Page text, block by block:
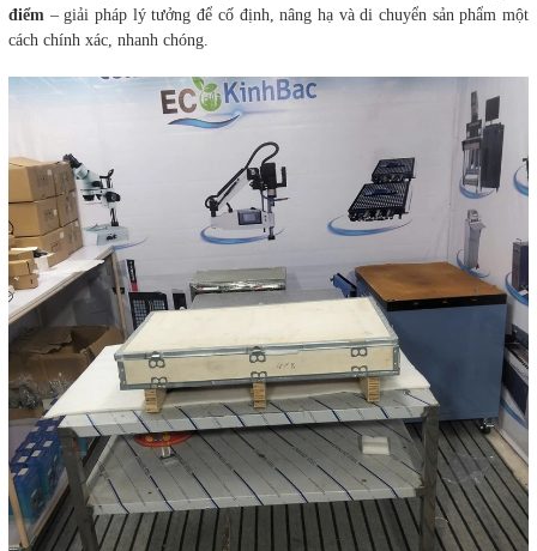
điểm – giải pháp lý tưởng để cố định, nâng hạ và di chuyển sản phẩm một
cách chính xác, nhanh chóng.